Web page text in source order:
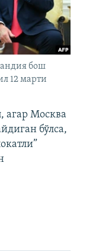
бош
12 марти
агар Москва
бўлса,